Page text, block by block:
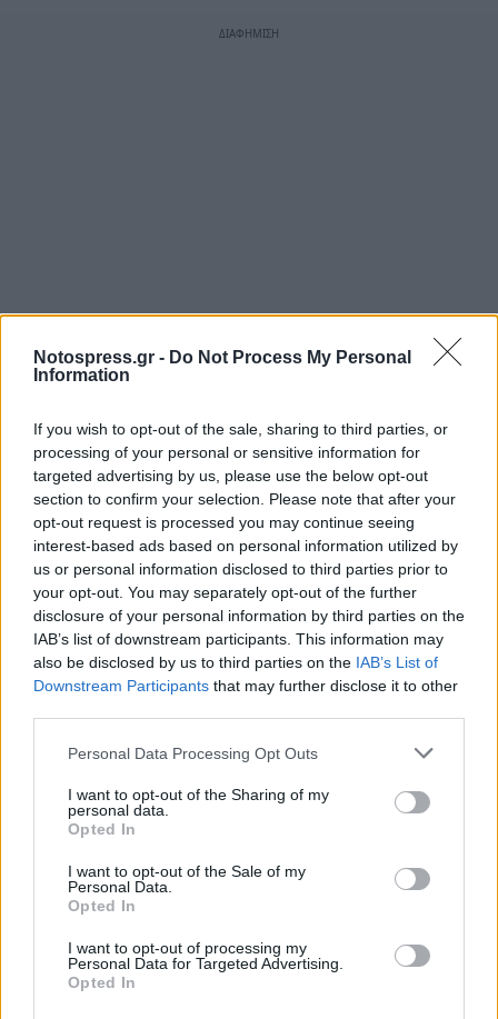
Notospress.gr - Do Not Process My Personal
Information
If you wish to opt-out of the sale, sharing to third parties, or
processing of your personal or sensitive information for
targeted advertising by us, please use the below opt-out
section to confirm your selection. Please note that after your
opt-out request is processed you may continue seeing
interest-based ads based on personal information utilized by
us or personal information disclosed to third parties prior to
your opt-out. You may separately opt-out of the further
disclosure of your personal information by third parties on the
IAB’s list of downstream participants. This information may
also be disclosed by us to third parties on the IAB’s List of
Downstream Participants that may further disclose it to other
Personal Data Processing Opt Outs
I want to opt-out of the Sharing of my
personal data.
Opted In
I want to opt-out of the Sale of my
Personal Data.
Opted In
I want to opt-out of processing my
Personal Data for Targeted Advertising.
Opted In
Σχετικά Άρθρα